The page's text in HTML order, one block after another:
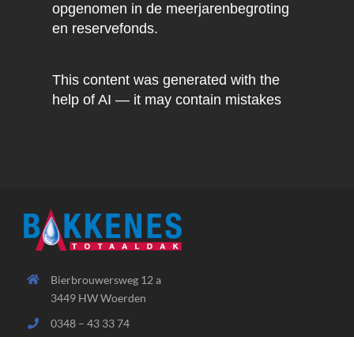
opgenomen in de meerjarenbegroting
en reservefonds.
This content was generated with the
help of AI — it may contain mistakes
Bierbrouwersweg 12 a
3449 HW Woerden
0348 – 43 33 74